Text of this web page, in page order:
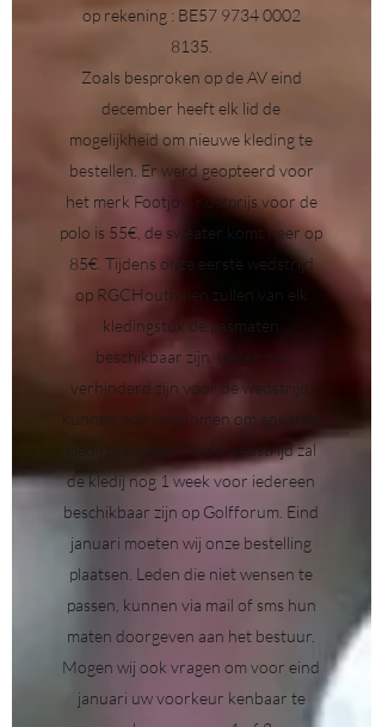
op rekening : BE57 9734 0002
8135
Zoals besproken op de AV eind
december heeft elk lid de
mogelijkheid om nieuwe kleding te
bestellen. Er werd geopteerd voor
het merk Footjoy. Kostprijs voor de
polo is 55€, de sweater komt neer op
85€. Tijdens onze eerste wedstrijd
op RGCHouthalen zullen van elk
kledingstuk de pasmaten
beschikbaar zijn. Leden die
verhinderd zijn voor de wedstrijd,
kunnen ook langkomen om enkel de
kledij te passen. Na de wedstrijd zal
de kledij nog 1 week voor iedereen
beschikbaar zijn op Golfforum. Eind
januari moeten wij onze bestelling
plaatsen. Leden die niet wensen te
passen, kunnen via mail of sms hun
maten doorgeven aan het bestuur.
Mogen wij ook vragen om voor eind
januari uw voorkeur kenbaar te